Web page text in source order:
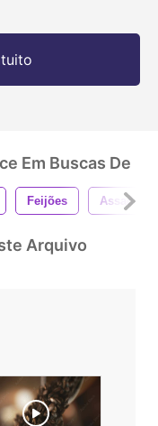
Em Buscas De
Feijões Assado
Arquivo